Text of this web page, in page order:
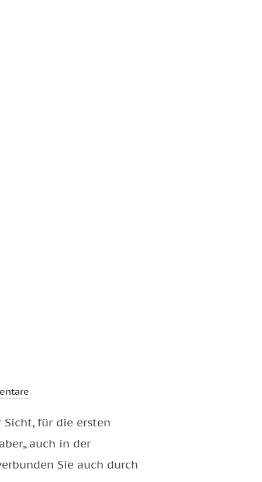
Sicht, für die ersten
auch in der
Sie auch durch